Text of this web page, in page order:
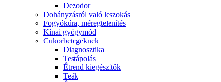
Dezodor
Dohányzásról való leszokás
Fogyókúra, méregtelenítés
Kínai gyógymód
Cukorbetegeknek
Diagnosztika
Testápolás
É́trend kiegészítők
Teák